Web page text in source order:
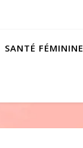
SANTÉ FÉMININE